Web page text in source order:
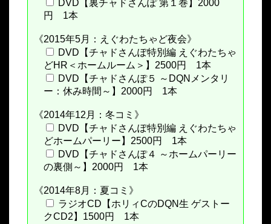
DVD【裏チャドさんぽ 第１巻】2000
円 1本
《2015年5月：えぐわたちゃど夜会》
DVD【チャドさんぽ特別編 えぐわたちゃ
どHR＜ホームルーム＞】2500円 1本
DVD【チャドさんぽ５ ～DQNメンタリ
ー：休み時間～】2000円 1本
《2014年12月：冬コミ》
DVD【チャドさんぽ特別編 えぐわたちゃ
どホームパーリー】2500円 1本
DVD【チャドさんぽ４ ～ホームパーリー
の裏側～】2000円 1本
《2014年8月：夏コミ》
ラジオCD【ホリィCのDQN生 ゲストー
クCD2】1500円 1本